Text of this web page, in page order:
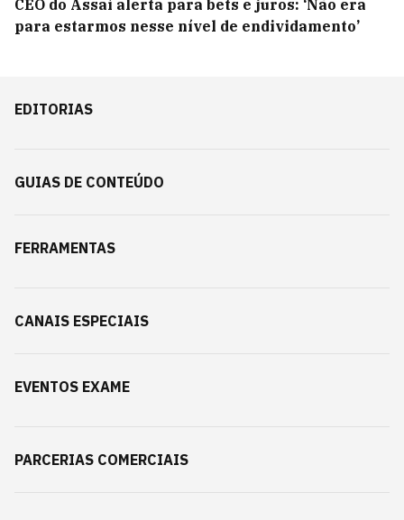
CEO do Assaí alerta para bets e juros: ‘Não era
para estarmos nesse nível de endividamento’
EDITORIAS
GUIAS DE CONTEÚDO
FERRAMENTAS
CANAIS ESPECIAIS
EVENTOS EXAME
PARCERIAS COMERCIAIS